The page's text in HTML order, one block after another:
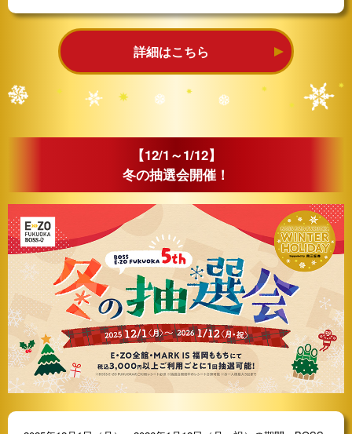
詳細はこちら
【12/1～1/12】
冬の抽選会開催！